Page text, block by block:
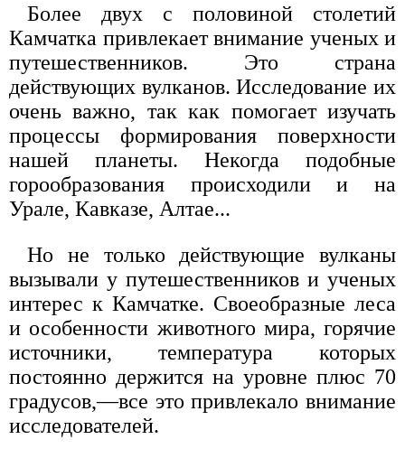
Более двух с половиной столетий
Камчатка привлекает внимание ученых и
путешественников. Это страна
действующих вулканов. Исследование их
очень важно, так как помогает изучать
процессы формирования поверхности
нашей планеты. Некогда подобные
горообразования происходили и на
Урале, Кавказе, Алтае...
Но не только действующие вулканы
вызывали у путешественников и ученых
интерес к Камчатке. Своеобразные леса
и особенности животного мира, горячие
источники, температура которых
постоянно держится на уровне плюс 70
градусов,—все это привлекало внимание
исследователей.